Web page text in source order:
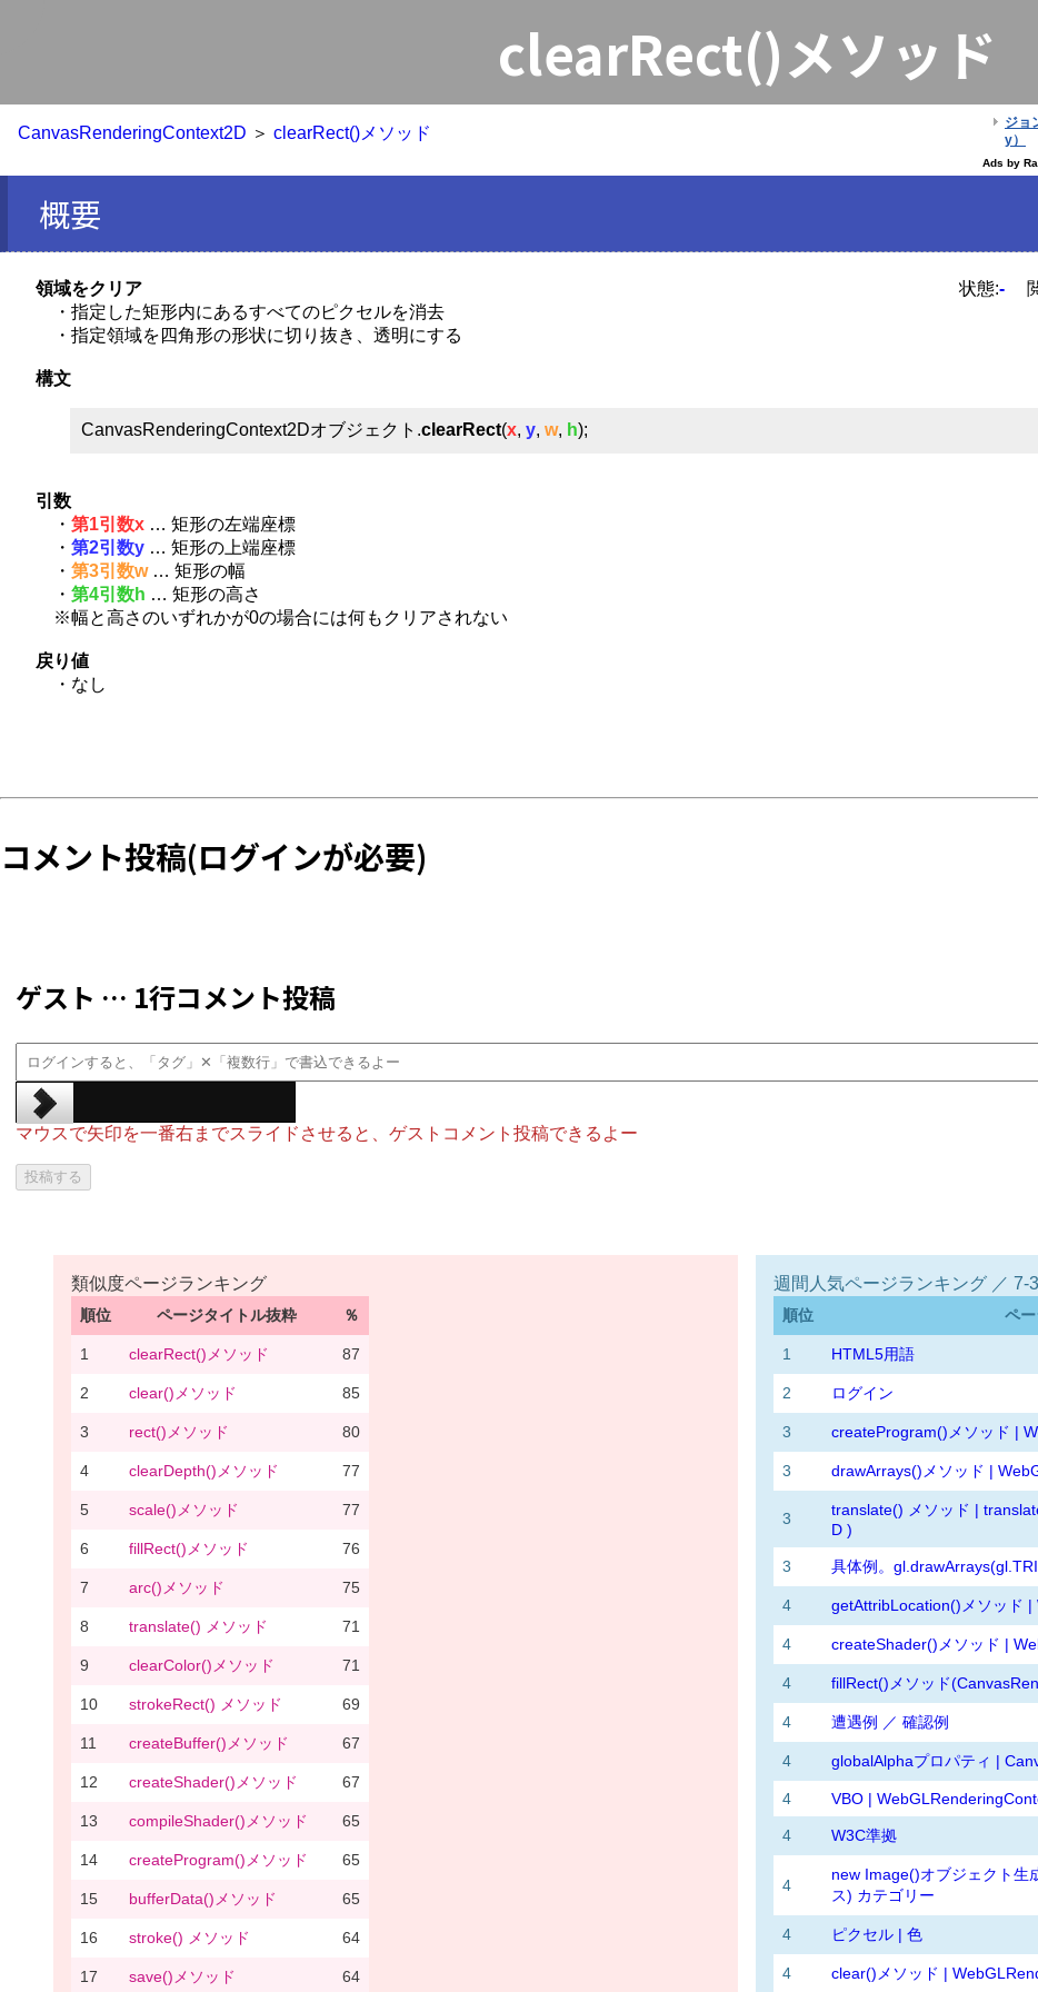
clearRect()メソッド
CanvasRenderingContext2D ＞ clearRect()メソッド
概要
状態:-
領域をクリア
・指定した矩形内にあるすべてのピクセルを消去
・指定領域を四角形の形状に切り抜き、透明にする
構文
CanvasRenderingContext2Dオブジェクト.clearRect(x, y, w, h);
引数
・ 第1引数x … 矩形の左端座標
・ 第2引数y … 矩形の上端座標
・ 第3引数w… 矩形の幅
・ 第4引数h … 矩形の高さ
※幅と高さのいずれかが0の場合には何もクリアされない
戻り値
・なし
コメント投稿(ログインが必要)
ゲスト … 1行コメント投稿
マウスで矢印を一番右までスライドさせると、ゲストコメント投稿できるよー
類似度ページランキング
順位 ページタイトル抜粋 ％
1 clearRect()メソッド 87
2 clear()メソッド 85
3 rect()メソッド 80
4 clearDepth()メソッド 77
5 scale()メソッド 77
6 fillRect()メソッド 76
7 arc()メソッド 75
8 translate() メソッド 71
9 clearColor()メソッド 71
10 strokeRect() メソッド 69
11 createBuffer()メソッド 67
12 createShader()メソッド 67
13 compileShader()メソッド 65
14 createProgram()メソッド 65
15 bufferData()メソッド 65
16 stroke() メソッド 64
17 save()メソッド 64
週間人気ページランキング ／
順位 ペ
1 HTML5用語
2 ログイン
3 createProgram()メソッド |
3 drawArrays()メソッド |
3
translate() メソッド |
D )
3 具体例。
4 getAttribLocation()メソッド
4 createShader()メソッド |
4 fillRect()メソッド
4 遭遇例 ／ 確認例
4 globalAlphaプロパティ |
4 VBO |
4 W3C準拠
4
new Image()オブジェクト生
ス) カテゴリー
4 ピクセル | 色
4 clear()メソッド |